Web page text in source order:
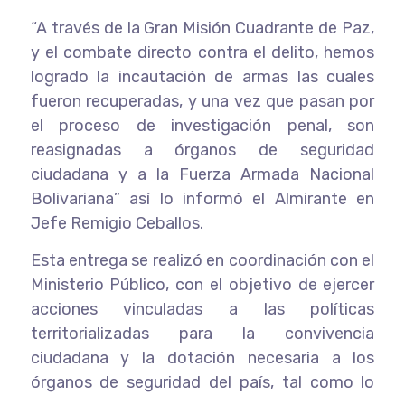
“A través de la Gran Misión Cuadrante de Paz,
y el combate directo contra el delito, hemos
logrado la incautación de armas las cuales
fueron recuperadas, y una vez que pasan por
el proceso de investigación penal, son
reasignadas a órganos de seguridad
ciudadana y a la Fuerza Armada Nacional
Bolivariana” así lo informó el Almirante en
Jefe Remigio Ceballos.
Esta entrega se realizó en coordinación con el
Ministerio Público, con el objetivo de ejercer
acciones vinculadas a las políticas
territorializadas para la convivencia
ciudadana y la dotación necesaria a los
órganos de seguridad del país, tal como lo